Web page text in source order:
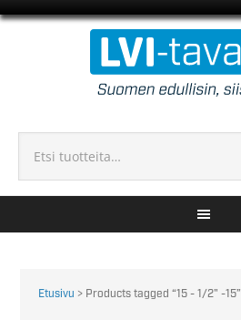
Etusivu > Products tagged “15 - 1/2" -15”